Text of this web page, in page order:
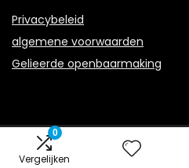
0
Vergelijken
Privacybeleid
algemene voorwaarden
Gelieerde openbaarmaking
2021 © Club-Eclipse.nl Alle